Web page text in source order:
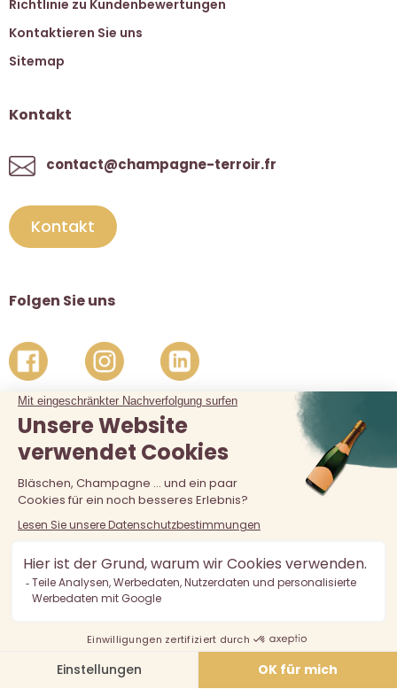
Richtlinie zu Kundenbewertungen
Kontaktieren Sie uns
Sitemap
Kontakt
contact@champagne-terroir.fr
Kontakt
Folgen Sie uns
Der Verkauf von Alkohol an unter 18-Jährige ist verboten.
Alkoholmissbrauch ist gefährlich für die Gesundheit, in